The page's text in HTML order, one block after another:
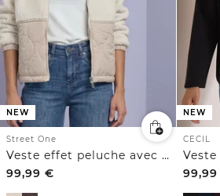
NEW
Street One
Veste effet peluche avec des détails en softshell
99,99 €
NEW
CECIL
99,99